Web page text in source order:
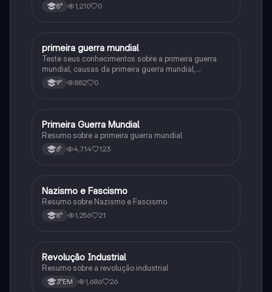
8° 1,210 0
História
primeira guerra mundial
Teste seus conhecimentos sobre a primeira guerra
mundial, causas da primeira guerra mundial,
consequências da Primeira Guerra Mundial,fases da
primeira guerra mundial
9° 882 0
História
Primeira Guerra Mundial
Resumo sobre a primeira guerra mundial
6° 4,714 123
História
Nazismo e Fascismo
Resumo sobre Nazismo e Fascismo
8° 1,256 21
História
Revolução Industrial
Resumo sobre a revolução industrial
3°EM 1,686 26